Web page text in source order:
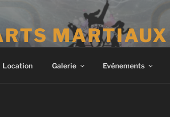
Location Galerie Evénements